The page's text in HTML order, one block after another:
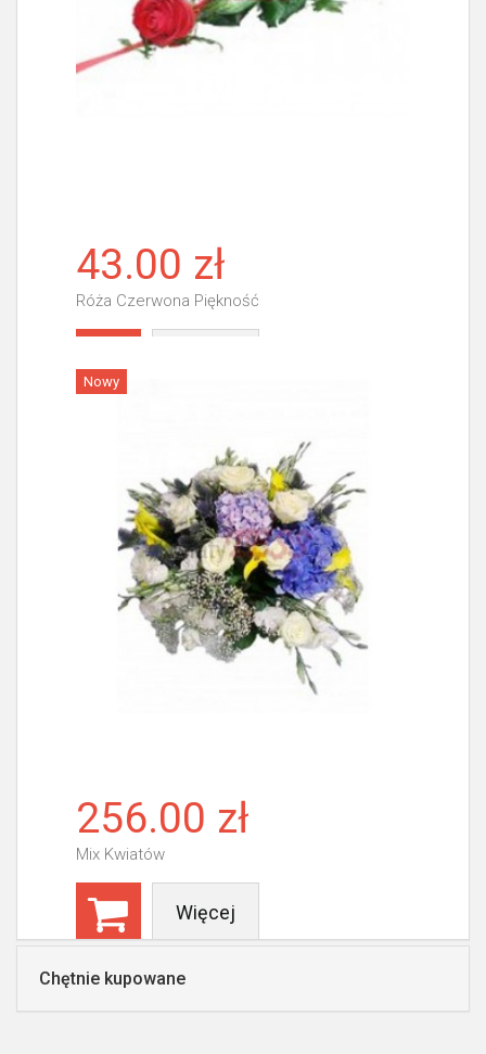
43.00 zł
Róża Czerwona Piękność
Nowy
256.00 zł
Mix Kwiatów
Więcej
Chętnie kupowane